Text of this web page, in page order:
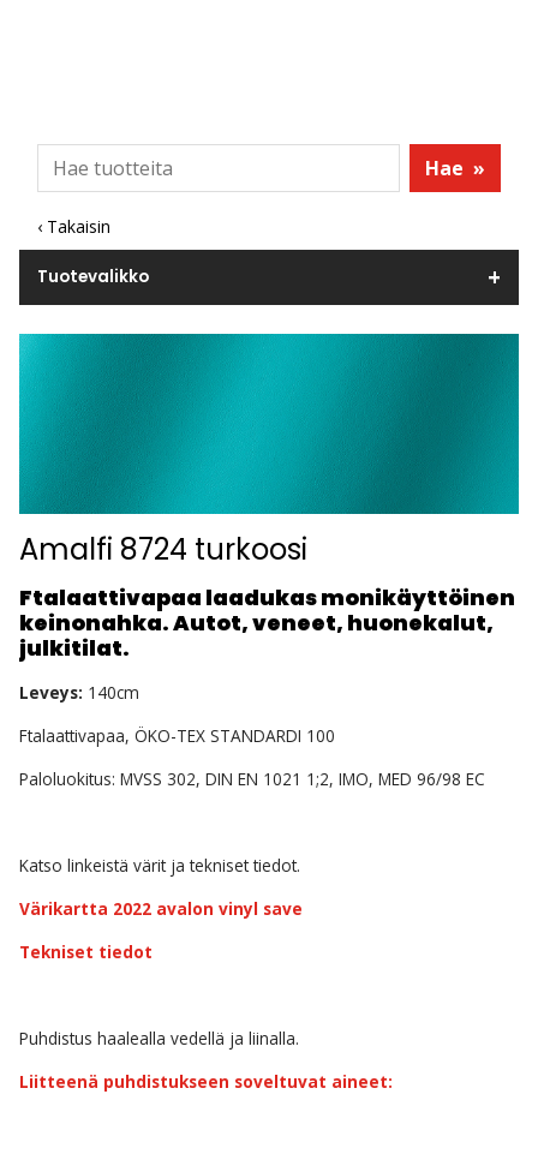
Hae »
‹ Takaisin
Tuotevalikko
Amalfi 8724 turkoosi
Ftalaattivapaa laadukas monikäyttöinen
keinonahka. Autot, veneet, huonekalut,
julkitilat.
Leveys: 140cm
Ftalaattivapaa, ÖKO-TEX STANDARDI 100
Paloluokitus: MVSS 302, DIN EN 1021 1;2, IMO, MED 96/98 EC
Katso linkeistä värit ja tekniset tiedot.
Värikartta 2022 avalon vinyl save
Tekniset tiedot
Puhdistus haalealla vedellä ja liinalla.
Liitteenä puhdistukseen soveltuvat aineet: